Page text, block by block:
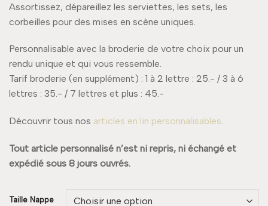
Assortissez, dépareillez les serviettes, les sets, les
corbeilles pour des mises en scène uniques.
Personnalisable avec la broderie de votre choix pour un
rendu unique et qui vous ressemble.
Tarif broderie (en supplément) : 1 à 2 lettre : 25.- / 3 à 6
lettres : 35.- / 7 lettres et plus : 45.-
Découvrir tous nos articles en lin personnalisables.
Tout article personnalisé n’est ni repris, ni échangé et
expédié sous 8 jours ouvrés.
Taille Nappe